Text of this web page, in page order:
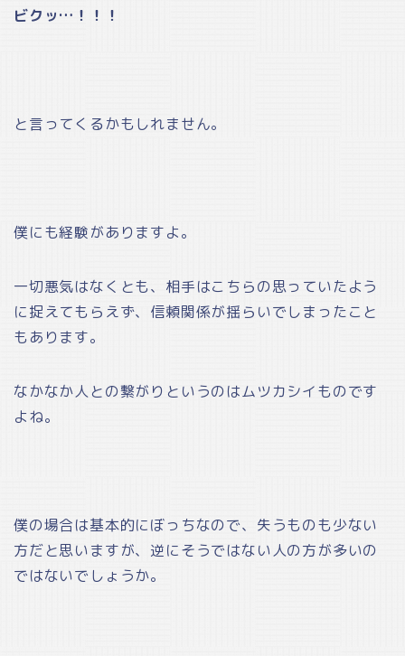
ビクッ…！！！
と言ってくるかもしれません。
僕にも経験がありますよ。
一切悪気はなくとも、相手はこちらの思っていたよう
に捉えてもらえず、信頼関係が揺らいでしまったこと
もあります。
なかなか人との繋がりというのはムツカシイものです
よね。
僕の場合は基本的にぼっちなので、失うものも少ない
方だと思いますが、逆にそうではない人の方が多いの
ではないでしょうか。